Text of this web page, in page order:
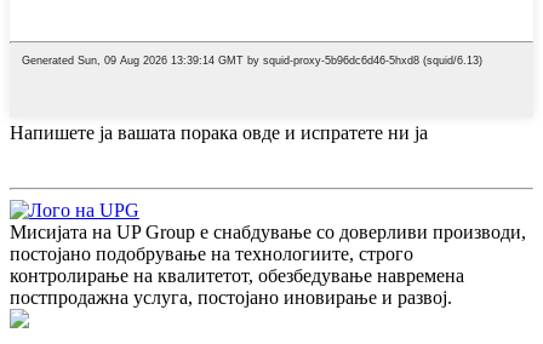
Напишете ја вашата порака овде и испратете ни ја
Мисијата на UP Group е снабдување со доверливи производи,
постојано подобрување на технологиите, строго
контролирање на квалитетот, обезбедување навремена
постпродажна услуга, постојано иновирање и развој.